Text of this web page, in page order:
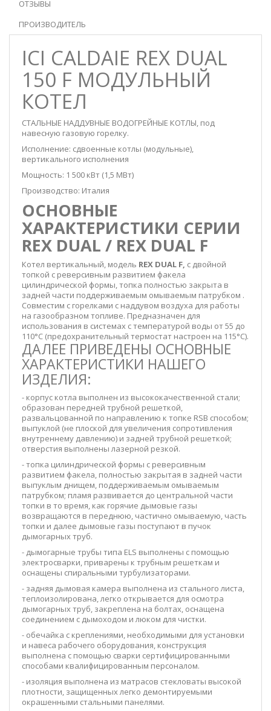
ОТЗЫВЫ
ПРОИЗВОДИТЕЛЬ
ICI CALDAIE REX DUAL
150 F МОДУЛЬНЫЙ
КОТЕЛ
СТАЛЬНЫЕ НАДДУВНЫЕ ВОДОГРЕЙНЫЕ КОТЛЫ, под
навесную газовую горелку.
Исполнение: сдвоенные котлы (модульные),
вертикального исполнения
Мощность: 1 500 кВт (1,5 МВт)
Производство: Италия
ОСНОВНЫЕ
ХАРАКТЕРИСТИКИ СЕРИИ
REX DUAL / REX DUAL F
Котел вертикальный, модель REX DUAL F, с двойной
топкой с реверсивным развитием факела
цилиндрической формы, топка полностью закрыта в
задней части поддерживаемым омываемым патрубком .
Совместим с горелками с наддувом воздуха для работы
на газообразном топливе. Предназначен для
использования в системах с температурой воды от 55 до
110°C (предохранительный термостат настроен на 115°C).
ДАЛЕЕ ПРИВЕДЕНЫ ОСНОВНЫЕ
ХАРАКТЕРИСТИКИ НАШЕГО
ИЗДЕЛИЯ:
- корпус котла выполнен из высококачественной стали;
образован передней трубной решеткой,
развальцованной по направлению к топке RSB способом;
выпуклой (не плоской для увеличения сопротивления
внутреннему давлению) и задней трубной решеткой;
отверстия выполнены лазерной резкой.
- топка цилиндрической формы с реверсивным
развитием факела, полностью закрытая в задней части
выпуклым днищем, поддерживаемым омываемым
патрубком; пламя развивается до центральной части
топки в то время, как горячие дымовые газы
возвращаются в переднюю, частично омываемую, часть
топки и далее дымовые газы поступают в пучок
дымогарных труб.
- дымогарные трубы типа ELS выполнены с помощью
электросварки, приварены к трубным решеткам и
оснащены спиральными турбулизаторами.
- задняя дымовая камера выполнена из стального листа,
теплоизолирована, легко открывается для осмотра
дымогарных труб, закреплена на болтах, оснащена
соединением с дымоходом и люком для чистки.
- обечайка с креплениями, необходимыми для установки
и навеса рабочего оборудования, конструкция
выполнена с помощью сварки сертифицированными
способами квалифицированным персоналом.
- изоляция выполнена из матрасов стекловаты высокой
плотности, защищенных легко демонтируемыми
окрашенными стальными панелями.